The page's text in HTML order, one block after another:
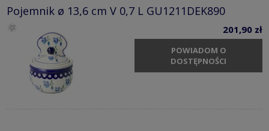
Pojemnik ø 13,6 cm V 0,7 L GU1211DEK890
201,90 zł
POWIADOM O
DOSTĘPNOŚCI